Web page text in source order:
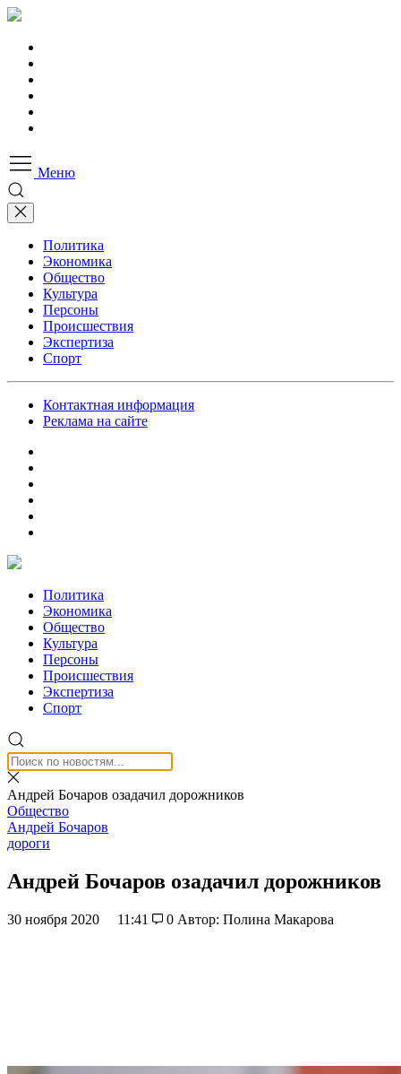
Меню
Политика
Экономика
Общество
Культура
Персоны
Происшествия
Экспертиза
Спорт
Контактная информация
Реклама на сайте
Политика
Экономика
Общество
Культура
Персоны
Происшествия
Экспертиза
Спорт
Андрей Бочаров озадачил дорожников
Общество
Андрей Бочаров
дороги
Андрей Бочаров озадачил дорожников
30 ноября 2020 11:41 0 Автор: Полина Макарова